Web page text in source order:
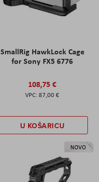
SmallRig HawkLock Cage
for Sony FX5 6776
108,75 €
87,00 €
U KOŠARICU
NOVO